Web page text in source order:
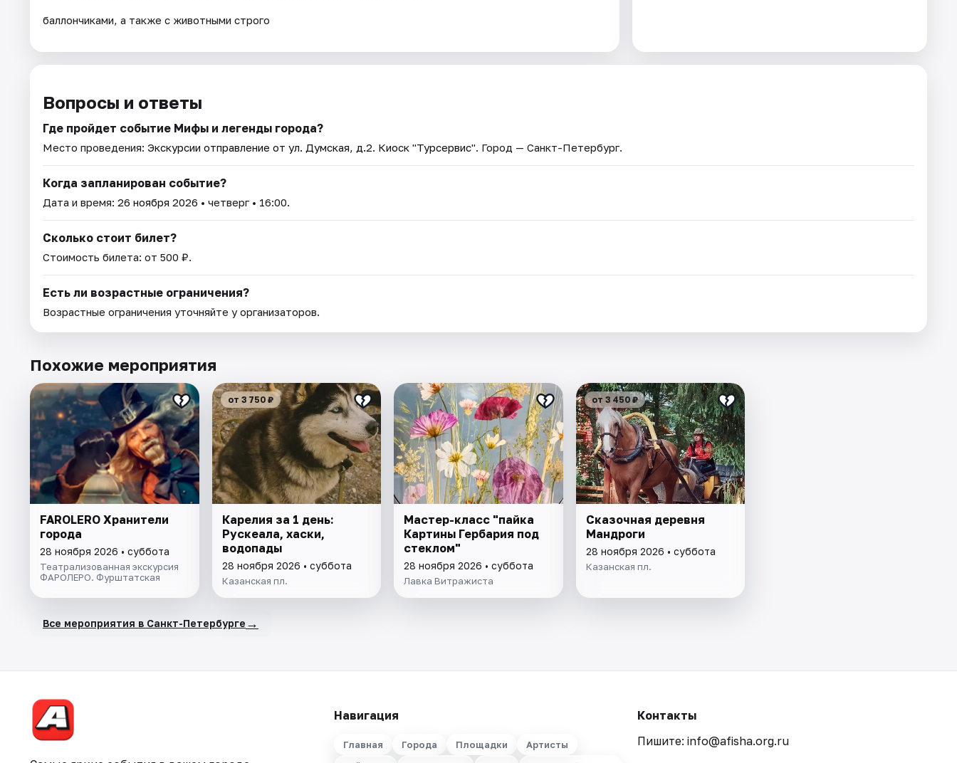
баллончиками, а также с животными строго
Вопросы и ответы
Где пройдет событие Мифы и легенды города?
Место проведения: Экскурсии отправление от ул. Думская, д.2. Киоск "Турсервис". Город — Санкт-Петербург.
Когда запланирован событие?
Дата и время: 26 ноября 2026 • четверг • 16:00.
Сколько стоит билет?
Стоимость билета: от 500 ₽.
Есть ли возрастные ограничения?
Возрастные ограничения уточняйте у организаторов.
Похожие мероприятия
FAROLERO Хранители
города
28 ноября 2026 • суббота
Театрализованная экскурсия
ФАРОЛЕРО. Фурштатская
от 3 750 ₽
Карелия за 1 день:
Рускеала, хаски,
водопады
28 ноября 2026 • суббота
Казанская пл.
Мастер-класс "пайка
Картины Гербария под
стеклом"
28 ноября 2026 • суббота
Лавка Витражиста
от 3 450 ₽
Сказочная деревня
Мандроги
28 ноября 2026 • суббота
Казанская пл.
Все мероприятия в Санкт-Петербурге →
Навигация
Главная Города Площадки
Артисты
Контакты
Пишите: info@afisha.org.ru